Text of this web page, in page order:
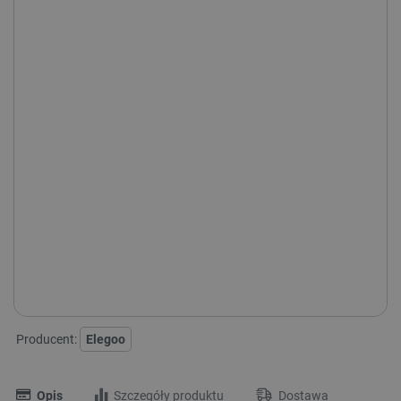
Producent: Elegoo
Opis Szczegóły produktu Dostawa